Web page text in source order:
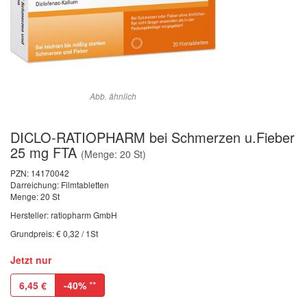
Abb. ähnlich
DICLO-RATIOPHARM bei Schmerzen u.Fieber
25 mg FTA (Menge: 20 St)
PZN: 14170042
Darreichung: Filmtabletten
Menge: 20 St
Hersteller: ratiopharm GmbH
Grundpreis: € 0,32 / 1St
Jetzt nur
6,45 € -40% **